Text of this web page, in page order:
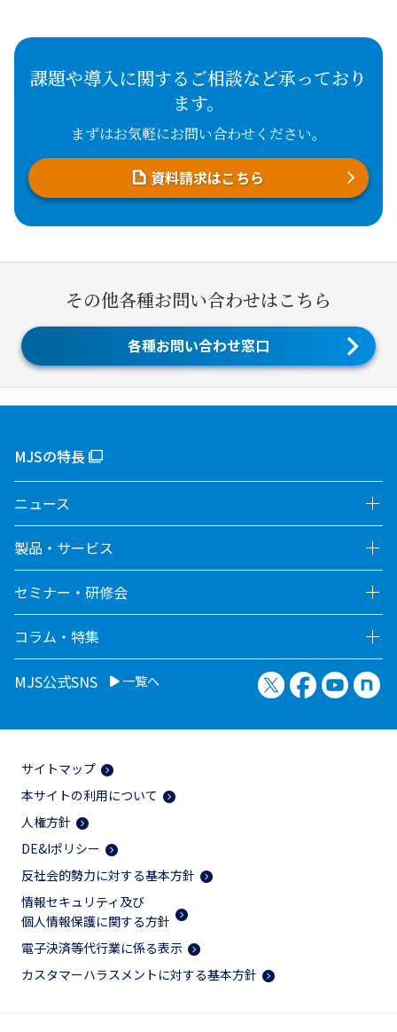
課題や導入に関するご相談など承っており
ます。
まずはお気軽にお問い合わせください。
資料請求はこちら
その他各種お問い合わせはこちら
各種お問い合わせ窓口
MJSの特長
ニュース
製品・サービス
セミナー・研修会
コラム・特集
MJS公式SNS 一覧へ X（旧Twitter）
Facebook
サイトマップ
本サイトの利用について
人権方針
DE&Iポリシー
反社会的勢力に対する基本方針
情報セキュリティ及び
個人情報保護に関する方針
電子決済等代行業に係る表示
カスタマーハラスメントに対する基本方針